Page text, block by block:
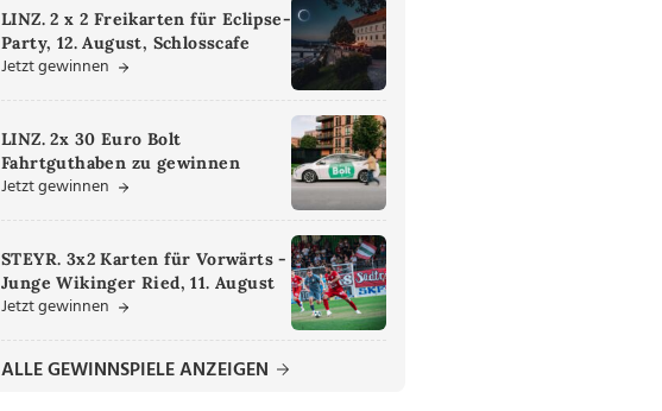
LINZ. 2 x 2 Freikarten für Eclipse-
Party, 12. August, Schlosscafe
Jetzt gewinnen
LINZ. 2x 30 Euro Bolt
Fahrtguthaben zu gewinnen
Jetzt gewinnen
STEYR. 3x2 Karten für Vorwärts -
Junge Wikinger Ried, 11. August
Jetzt gewinnen
ALLE GEWINNSPIELE ANZEIGEN